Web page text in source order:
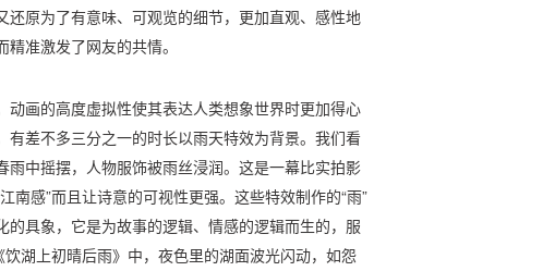
还原为了有意味、可观览的细节，更加直观、感性地
准激发了网友的共情。
动画的高度虚拟性使其表达人类想象世界时更加得心
有差不多三分之一的时长以雨天特效为背景。我们看
雨中摇摆，人物服饰被雨丝浸润。这是一幕比实拍影
南感”而且让诗意的可视性更强。这些特效制作的“雨”
的具象，它是为故事的逻辑、情感的逻辑而生的，服
湖上初晴后雨》中，夜色里的湖面波光闪动，如怨